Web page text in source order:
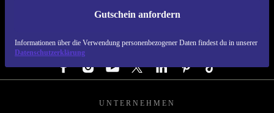
Gutschein anfordern
Informationen über die Verwendung personenbezogener Daten findest du in unserer
Datenschutzerklärung
REFURBED DEUTSCHLAND - RETHINK NEW.
FOLGE UNS
UNTERNEHMEN